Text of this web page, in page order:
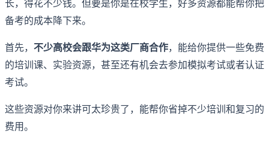
长，得花不少钱。但要是你是在校学生，好多资源都能帮你把
备考的成本降下来。
首先， 不少高校会跟华为这类厂商合作，能给你提供一些免费
的培训课、实验资源，甚至还有机会去参加模拟考试或者认证
考试。
这些资源对你来讲可太珍贵了，能帮你省掉不少培训和复习的
费用。